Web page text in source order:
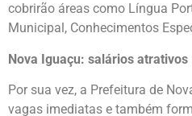
cobrirão áreas como Língua
Municipal, Conhecimentos
Nova Iguaçu: salários atrativos
Por sua vez, a Prefeitura de
vagas imediatas e também